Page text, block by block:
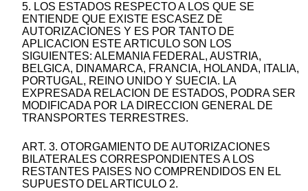
5. LOS ESTADOS RESPECTO A LOS QUE SE
ENTIENDE QUE EXISTE ESCASEZ DE
AUTORIZACIONES Y ES POR TANTO DE
APLICACION ESTE ARTICULO SON LOS
SIGUIENTES: ALEMANIA FEDERAL, AUSTRIA,
BELGICA, DINAMARCA, FRANCIA, HOLANDA, ITALIA,
PORTUGAL, REINO UNIDO Y SUECIA. LA
EXPRESADA RELACION DE ESTADOS, PODRA SER
MODIFICADA POR LA DIRECCION GENERAL DE
TRANSPORTES TERRESTRES.
ART. 3. OTORGAMIENTO DE AUTORIZACIONES
BILATERALES CORRESPONDIENTES A LOS
RESTANTES PAISES NO COMPRENDIDOS EN EL
SUPUESTO DEL ARTICULO 2.